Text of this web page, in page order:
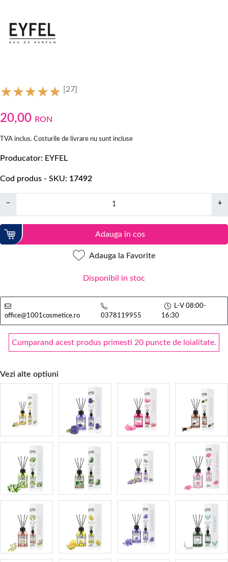
[27]
20,00 RON
TVA inclus. Costurile de livrare nu sunt incluse
Producator EYFEL
Cod produs - SKU 17492
− +
Adauga in cos
Adauga la Favorite
Disponibil in stoc
office@1001cosmetice.ro 0378119955
L-V 08:00-
16:30
Cumparand acest produs primesti 20 puncte de loialitate.
Vezi alte optiuni